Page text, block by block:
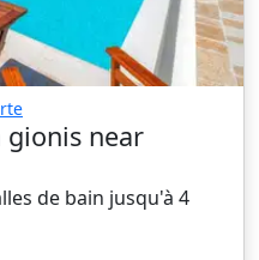
near
de bain jusqu'à 4